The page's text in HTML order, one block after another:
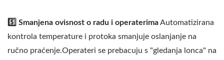
5️⃣ Smanjena ovisnost o radu i operaterimaAutomatizirana
kontrola temperature i protoka smanjuje oslanjanje na
ručno praćenje.Operateri se prebacuju s "gledanja lonca" na